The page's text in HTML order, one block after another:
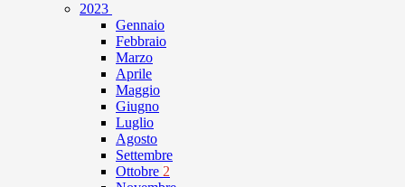
2023
Gennaio
Febbraio
Marzo
Aprile
Maggio
Giugno
Luglio
Agosto
Settembre
Ottobre 2